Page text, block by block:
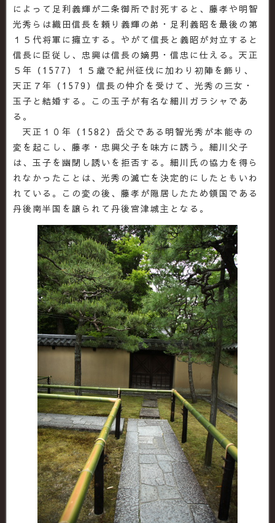
によって足利義輝が二条御所で討死すると、藤孝や明智
光秀らは織田信長を頼り義輝の弟・足利義昭を最後の第
１５代将軍に擁立する。やがて信長と義昭が対立すると
信長に臣従し、忠興は信長の嫡男・信忠に仕える。天正
５年（1577）１５歳で紀州征伐に加わり初陣を飾り、
天正７年（1579）信長の仲介を受けて、光秀の三女・
玉子と結婚する。この玉子が有名な細川ガラシャであ
る。
天正１０年（1582）岳父である明智光秀が本能寺の
変を起こし、藤孝・忠興父子を味方に誘う。細川父子
は、玉子を幽閉し誘いを拒否する。細川氏の協力を得ら
れなかったことは、光秀の滅亡を決定的にしたともいわ
れている。この変の後、藤孝が隠居したため領国である
丹後南半国を譲られて丹後宮津城主となる。